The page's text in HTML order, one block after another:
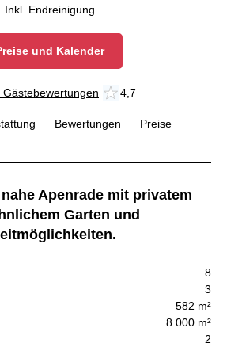
Inkl. Endreinigung
und Kalender
Gästebewertungen 4,7
Bewertungen
Preise
Apenrade mit privatem
Garten und
8
3
582 m²
8.000 m²
2